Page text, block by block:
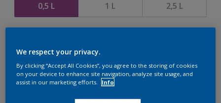
0,5 L 1 L 2,5 L
Op dit moment is het niet mogelijk dit product online
te bestellen. Houd de website in de gaten, we werken
We respect your privacy.
By clicking “Accept All Cookies”, you agree to the storing of cookies
on your device to enhance site navigation, analyze site usage, and
assist in our marketing efforts.
Info